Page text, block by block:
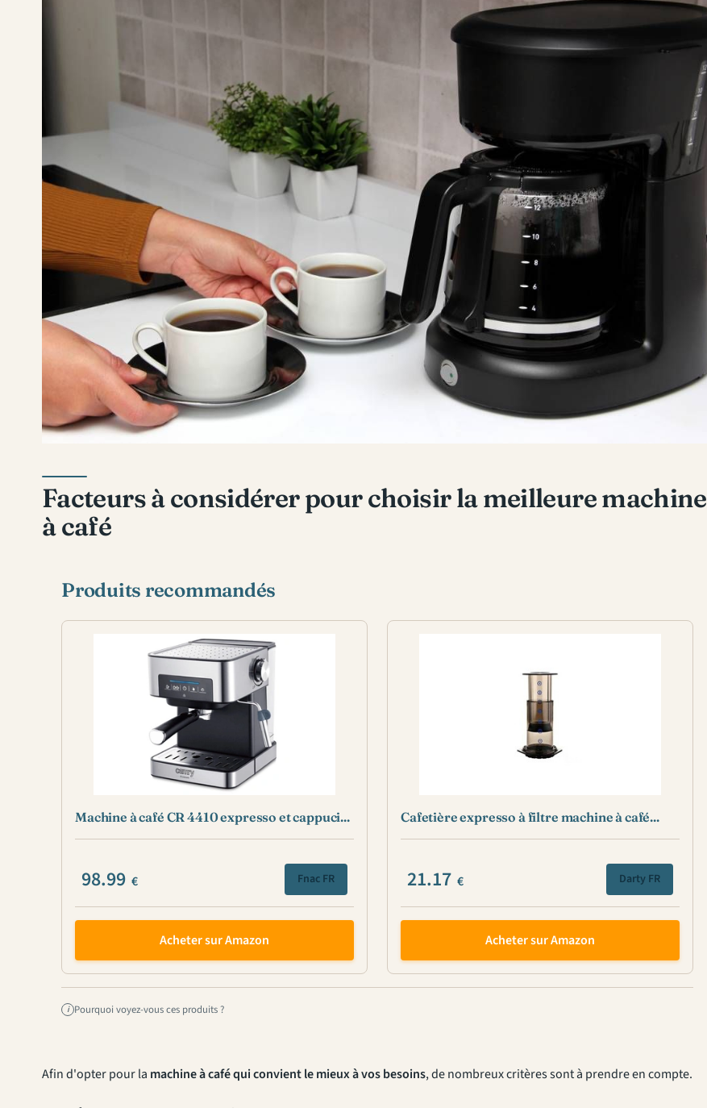
Facteurs à considérer pour choisir la meilleure machine
à café
Produits recommandés
Machine à café CR 4410 expresso et cappuci...
98.99 € Fnac FR
Acheter sur Amazon
Cafetière expresso à filtre machine à café...
21.17 € Darty FR
Acheter sur Amazon
i Pourquoi voyez-vous ces produits ?
Afin d'opter pour la machine à café qui convient le mieux à vos besoins, de nombreux critères sont à prendre en compte.